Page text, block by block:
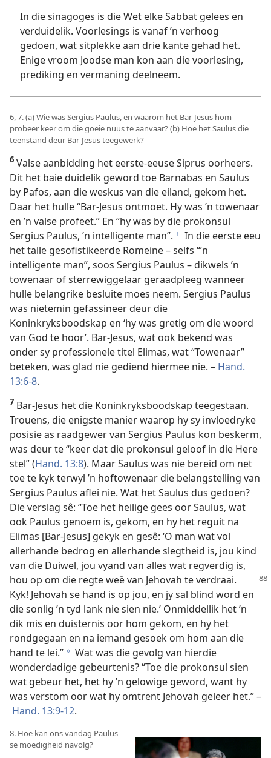
In die sinagoges is die Wet elke Sabbat gelees en
verduidelik. Voorlesings is vanaf ’n verhoog
gedoen, wat sitplekke aan drie kante gehad het.
Enige vroom Joodse man kon aan die voorlesing,
prediking en vermaning deelneem.
6, 7. (a) Wie was Sergius Paulus, en waarom het Bar-Jesus hom
probeer keer om die goeie nuus te aanvaar? (b) Hoe het Saulus die
teenstand deur Bar-Jesus teëgewerk?
6 Valse aanbidding het eerste-eeuse Siprus oorheers.
Dit het baie duidelik geword toe Barnabas en Saulus
by Pafos, aan die weskus van die eiland, gekom het.
Daar het hulle “Bar-Jesus ontmoet. Hy was ’n towenaar
en ’n valse profeet.” En “hy was by die prokonsul
Sergius Paulus, ’n intelligente man”. f In die eerste eeu
het talle gesofistikeerde Romeine – selfs “’n
intelligente man”, soos Sergius Paulus – dikwels ’n
towenaar of sterrewiggelaar geraadpleeg wanneer
hulle belangrike besluite moes neem. Sergius Paulus
was nietemin gefassineer deur die
Koninkryksboodskap en ‘hy was gretig om die woord
van God te hoor’. Bar-Jesus, wat ook bekend was
onder sy professionele titel Elimas, wat “Towenaar”
beteken, was glad nie gediend hiermee nie. – Hand.
13:6-8.
7 Bar-Jesus het die Koninkryksboodskap teëgestaan.
Trouens, die enigste manier waarop hy sy invloedryke
posisie as raadgewer van Sergius Paulus kon beskerm,
was deur te “keer dat die prokonsul geloof in die Here
stel” (Hand. 13:8). Maar Saulus was nie bereid om net
toe te kyk terwyl ’n hoftowenaar die belangstelling van
Sergius Paulus aflei nie. Wat het Saulus dus gedoen?
Die verslag sê: “Toe het heilige gees oor Saulus, wat
ook Paulus genoem is, gekom, en hy het reguit na
Elimas [Bar-Jesus] gekyk en gesê: ‘O man wat vol
allerhande bedrog en allerhande slegtheid is, jou kind
van die Duiwel, jou vyand van alles wat regverdig is,
hou op om die regte weëvan Jehovah te verdraai.
Kyk! Jehovah se hand is op jou, en jy sal blind word en
die sonlig ’n tyd lank nie sien nie.’ Onmiddellik het ’n
dik mis en duisternis oor hom gekom, en hy het
rondgegaan en na iemand gesoek om hom aan die
hand te lei.” g Wat was die gevolg van hierdie
wonderdadige gebeurtenis? “Toe die prokonsul sien
wat gebeur het, het hy ’n gelowige geword, want hy
was verstom oor wat hy omtrent Jehovah geleer het.” –
Hand. 13:9-12.
8. Hoe kan ons vandag Paulus
se moedigheid navolg?